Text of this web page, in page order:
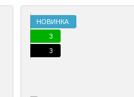
НОВИНКА
3
3